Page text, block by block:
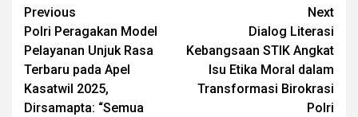
Post
navigation
Previous
Polri Peragakan Model
Pelayanan Unjuk Rasa
Terbaru pada Apel
Kasatwil 2025,
Dirsamapta: “Semua
Next
Dialog Literasi
Kebangsaan STIK Angkat
Isu Etika Moral dalam
Transformasi Birokrasi
Polri